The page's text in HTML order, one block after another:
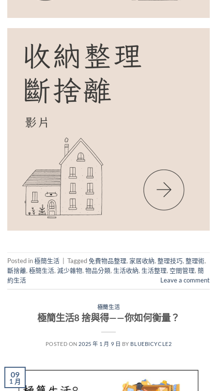
Posted in極簡生活 Tagged免費物品整理, 家居收納, 整理技巧, 整理術,
斷捨離, 極簡生活, 減少雜物, 物品分類, 生活收納, 生活整理, 空間管理, 簡
約生活
Leave a comment
極簡生活
極簡生活8 捨與得——你如何衡量？
POSTED ON 2025 年 1 月 9 日 BY BLUEBICYCLE2
09
1 月